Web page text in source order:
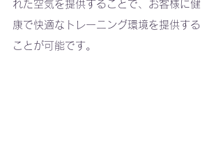
れた空気を提供することで、お客様に健
康で快適なトレーニング環境を提供する
ことが可能です。